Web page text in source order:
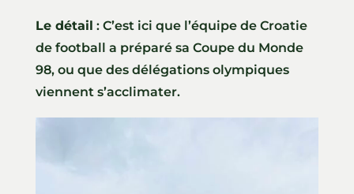
Le détail : C’est ici que l’équipe de Croatie
de football a préparé sa Coupe du Monde
98, ou que des délégations olympiques
viennent s’acclimater.